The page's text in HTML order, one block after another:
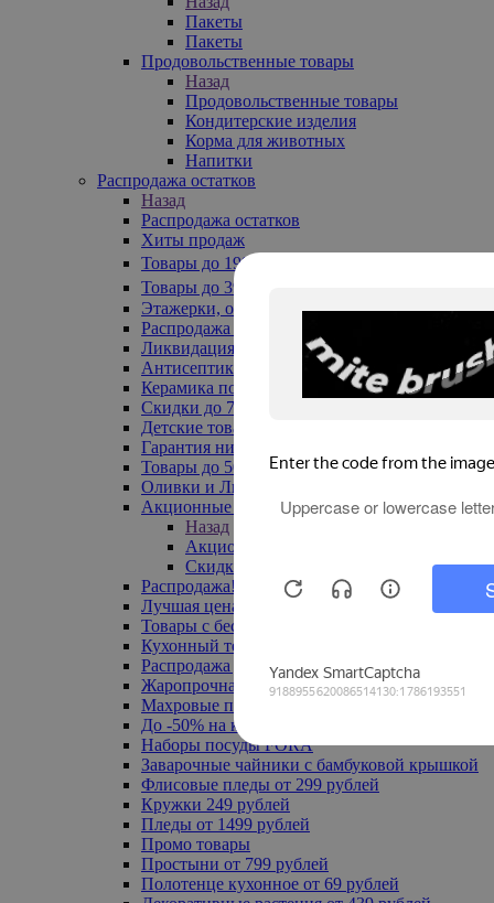
Пакеты
Пакеты
Продовольственные товары
Назад
Продовольственные товары
Кондитерские изделия
Корма для животных
Напитки
Распродажа остатков
Назад
Распродажа остатков
Хиты продаж
Товары до 199₽
Товары до 399₽
Этажерки, обувницы
Распродажа текстиля до -50%
Ликвидация до -70%
Антисептики
Керамика по 129 руб
Скидки до 70%
Детские товары
Гарантия низкой цены
Товары до 500 руб
Оливки и Лимоны
Акционные товары
Назад
Акционные товары
Скидка 20% по промокоду
Распродажа! Ульяновск до -70%
Лучшая цена
Товары с бесплатной доставкой
Кухонный текстиль
Распродажа до -50%
Жаропрочная посуда
Махровые полотенца
До -50% на ковры
Наборы посуды FORA
Заварочные чайники с бамбуковой крышкой
Флисовые пледы от 299 рублей
Кружки 249 рублей
Пледы от 1499 рублей
Промо товары
Простыни от 799 рублей
Полотенце кухонное от 69 рублей